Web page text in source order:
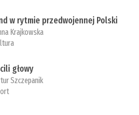
w rytmie przedwojennej Polski
Krajkowska
głowy
Szczepanik